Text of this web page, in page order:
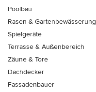
Poolbau
Rasen & Gartenbewässerung
Spielgeräte
Terrasse & Außenbereich
Zäune & Tore
Dachdecker
Fassadenbauer